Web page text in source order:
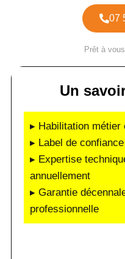
07
Prêt à
Un
▸ Habilitation métier
▸ Label de
▸ Expertise
annuellement
▸ Garantie
professionnelle